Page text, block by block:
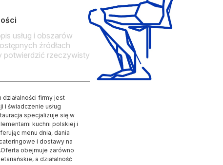
usług i obszarów
źródłach
potwierdzić rzeczywisty
działalności firmy jest
i świadczenie usług
specjalizuje się w
kuchni polskiej i
menu dnia, dania
i dostawy na
obejmuje zarówno
a działalność